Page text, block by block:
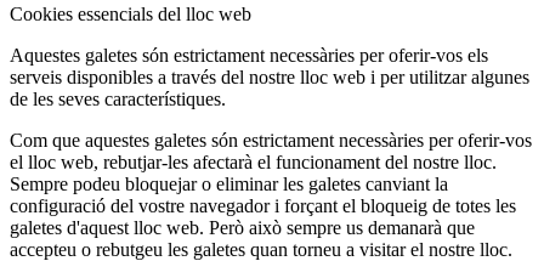
Cookies essencials del lloc web
Aquestes galetes són estrictament necessàries per oferir-vos els
serveis disponibles a través del nostre lloc web i per utilitzar algunes
de les seves característiques.
Com que aquestes galetes són estrictament necessàries per oferir-vos
el lloc web, rebutjar-les afectarà el funcionament del nostre lloc.
Sempre podeu bloquejar o eliminar les galetes canviant la
configuració del vostre navegador i forçant el bloqueig de totes les
galetes d'aquest lloc web. Però això sempre us demanarà que
accepteu o rebutgeu les galetes quan torneu a visitar el nostre lloc.